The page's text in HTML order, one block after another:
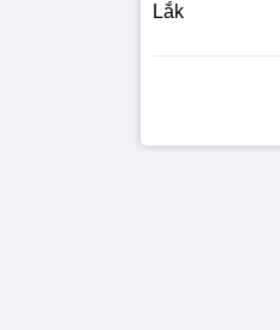
Lắk